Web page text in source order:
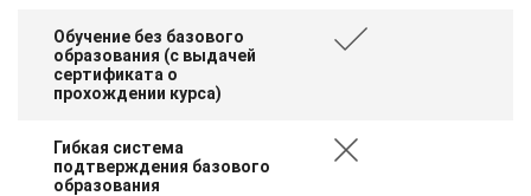
Обучение без базового
образования (с выдачей
сертификата о
прохождении курса)
Гибкая система
подтверждения базового
образования